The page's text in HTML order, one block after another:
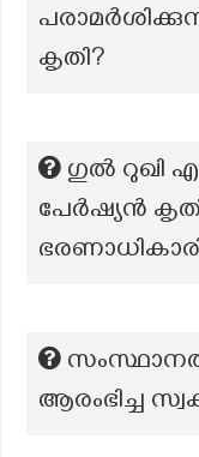
കൃതി?
ഗുൽ റുഖി
പേർഷ്യൻ
ആരംഭിച്ച